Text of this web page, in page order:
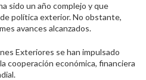
sido un año complejo y que
política exterior. No obstante,
avances alcanzados.
Exteriores se han impulsado
cooperación económica, financiera